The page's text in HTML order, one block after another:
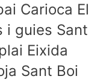
Carioca El
i guies Sant
Eixida
Sant Boi